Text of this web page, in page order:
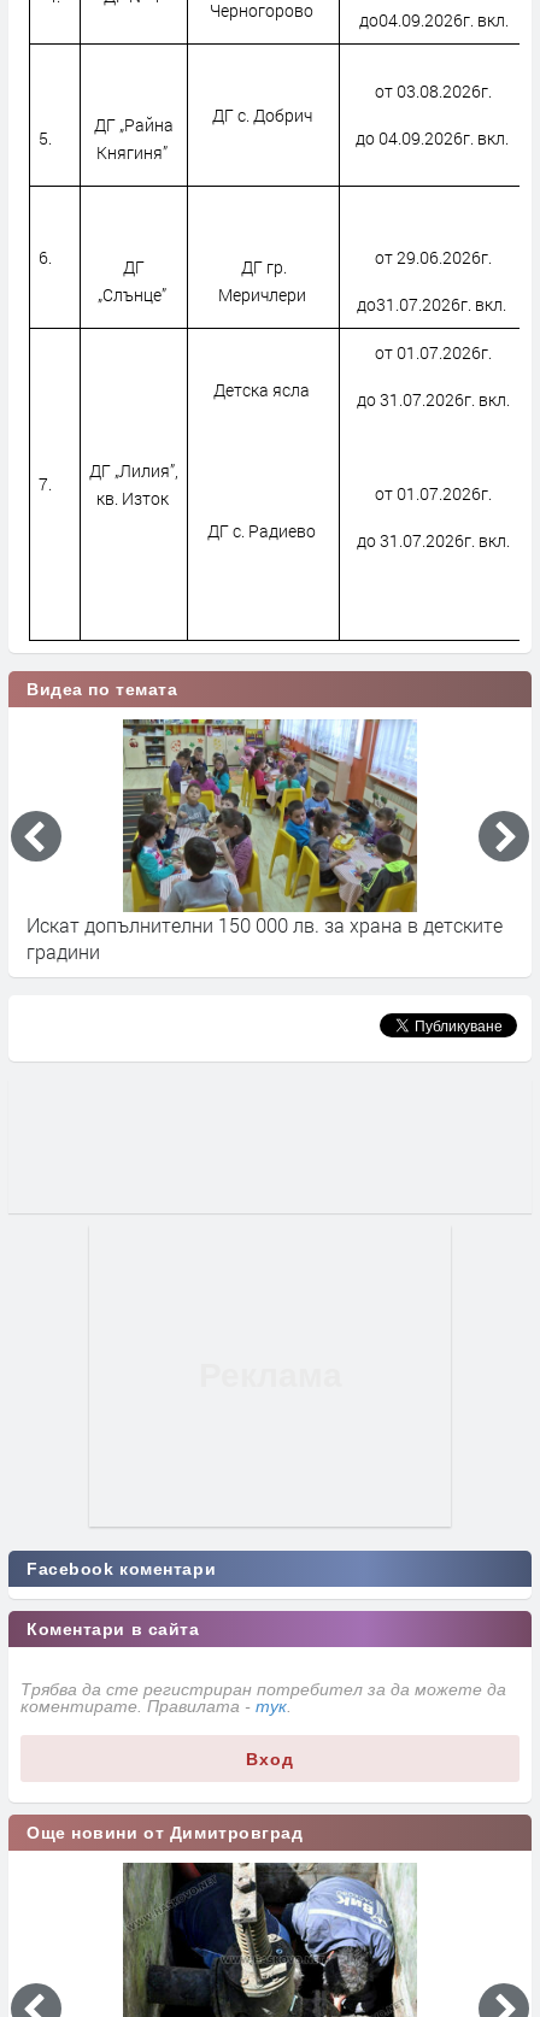
Черногорово до04.09.2026г. вкл.
5.
ДГ „Райна
Княгиня”
ДГ с. Добрич
от 03.08.2026г.
до 04.09.2026г. вкл.
6.
ДГ
„Слънце”
ДГ гр.
Меричлери
от 29.06.2026г.
до31.07.2026г. вкл.
7.
ДГ „Лилия”,
кв. Изток
Детска ясла
ДГ с. Радиево
от 01.07.2026г.
до 31.07.2026г. вкл.
от 01.07.2026г.
до 31.07.2026г. вкл.
Видеа по темата
Искат допълнителни 150 000 лв. за храна в детските
градини
Facebook коментари
Коментари в сайта
Трябва да сте регистриран потребител за да можете да
коментирате. Правилата - тук
Вход
Още новини от Димитровград